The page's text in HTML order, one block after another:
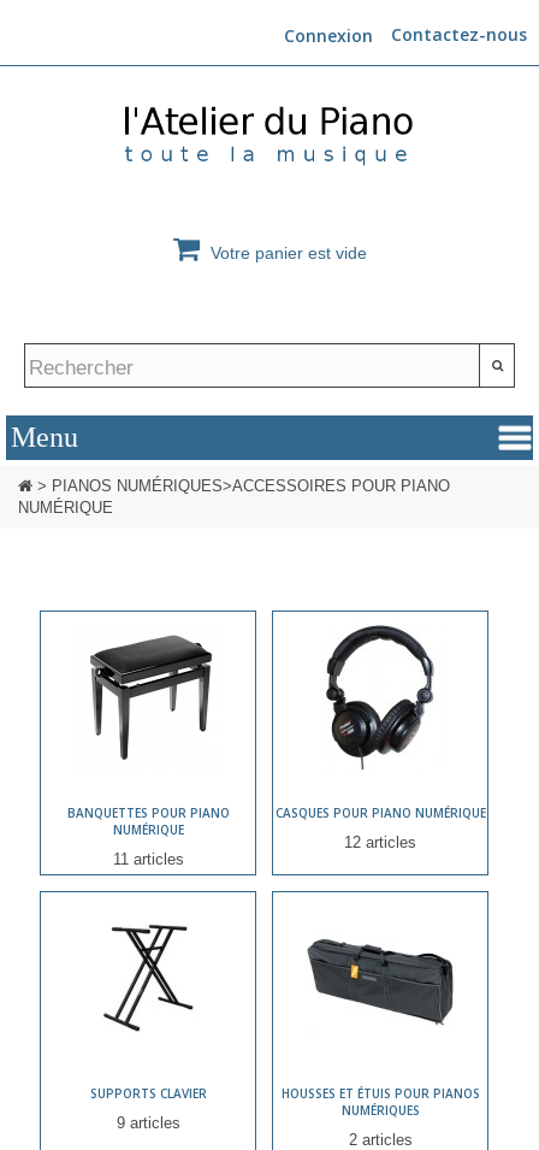
Contactez-nous
Connexion
Votre panier est vide
> PIANOS NUMÉRIQUES>ACCESSOIRES POUR PIANO
NUMÉRIQUE
BANQUETTES POUR PIANO
NUMÉRIQUE
11 articles
CASQUES POUR PIANO NUMÉRIQUE
12 articles
SUPPORTS CLAVIER
9 articles
HOUSSES ET ÉTUIS POUR PIANOS
NUMÉRIQUES
2 articles